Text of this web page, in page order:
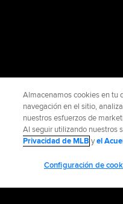
Almacenamos cookies en tu
navegación en el sitio,
nuestros esfuerzos de
Al seguir utilizando nuestros
Privacidad de MLB yel
Configuración de